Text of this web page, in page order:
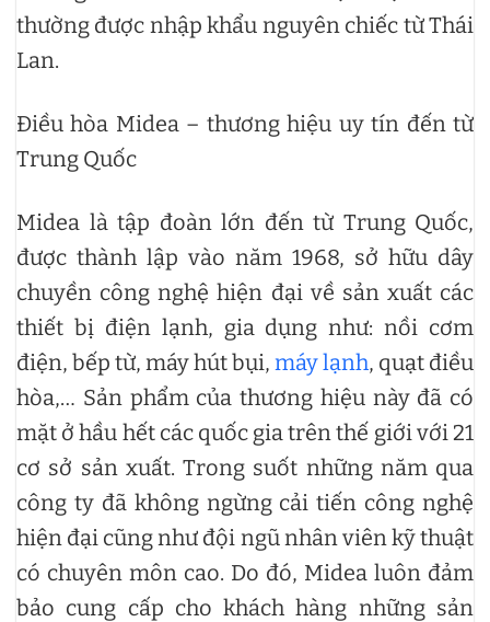
thường được nhập khẩu nguyên chiếc từ Thái
Lan.
Điều hòa Midea – thương hiệu uy tín đến từ
Trung Quốc
Midea là tập đoàn lớn đến từ Trung Quốc,
được thành lập vào năm 1968, sở hữu dây
chuyền công nghệ hiện đại về sản xuất các
thiết bị điện lạnh, gia dụng như: nồi cơm
điện, bếp từ, máy hút bụi, máy lạnh, quạt điều
hòa,… Sản phẩm của thương hiệu này đã có
mặt ở hầu hết các quốc gia trên thế giới với 21
cơ sở sản xuất. Trong suốt những năm qua
công ty đã không ngừng cải tiến công nghệ
hiện đại cũng như đội ngũ nhân viên kỹ thuật
có chuyên môn cao. Do đó, Midea luôn đảm
bảo cung cấp cho khách hàng những sản